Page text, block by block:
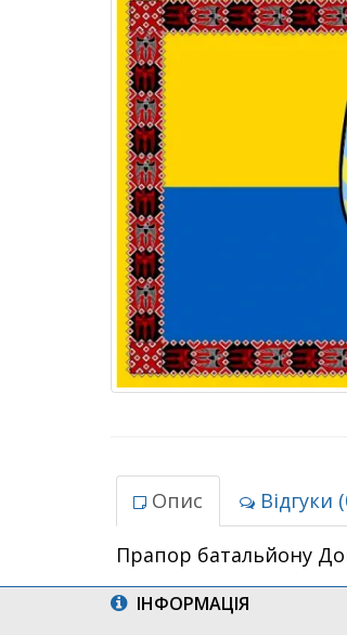
Опис Відгуки
Прапор батальйону
ІНФОРМАЦІЯ